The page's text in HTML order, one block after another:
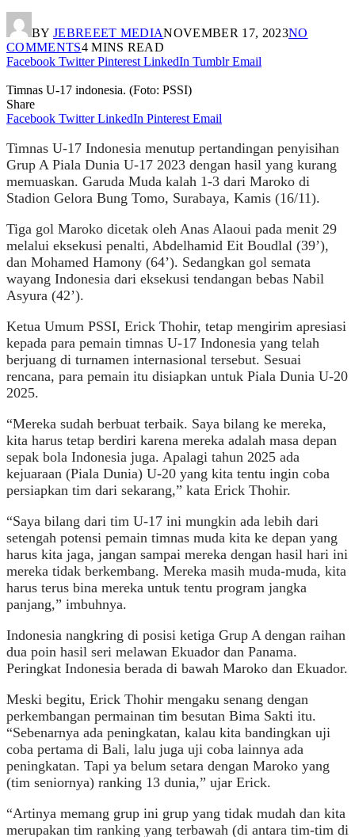
BY JEBREEET MEDIANOVEMBER 17, 2023NO
COMMENTS4 MINS READ
Facebook Twitter Pinterest LinkedIn Tumblr Email
Timnas U-17 indonesia. (Foto: PSSI)
Share
Facebook Twitter LinkedIn Pinterest Email
Timnas U-17 Indonesia menutup pertandingan penyisihan
Grup A Piala Dunia U-17 2023 dengan hasil yang kurang
memuaskan. Garuda Muda kalah 1-3 dari Maroko di
Stadion Gelora Bung Tomo, Surabaya, Kamis (16/11).
Tiga gol Maroko dicetak oleh Anas Alaoui pada menit 29
melalui eksekusi penalti, Abdelhamid Eit Boudlal (39’),
dan Mohamed Hamony (64’). Sedangkan gol semata
wayang Indonesia dari eksekusi tendangan bebas Nabil
Asyura (42’).
Ketua Umum PSSI, Erick Thohir, tetap mengirim apresiasi
kepada para pemain timnas U-17 Indonesia yang telah
berjuang di turnamen internasional tersebut. Sesuai
rencana, para pemain itu disiapkan untuk Piala Dunia U-20
2025.
“Mereka sudah berbuat terbaik. Saya bilang ke mereka,
kita harus tetap berdiri karena mereka adalah masa depan
sepak bola Indonesia juga. Apalagi tahun 2025 ada
kejuaraan (Piala Dunia) U-20 yang kita tentu ingin coba
persiapkan tim dari sekarang,” kata Erick Thohir.
“Saya bilang dari tim U-17 ini mungkin ada lebih dari
setengah potensi pemain timnas muda kita ke depan yang
harus kita jaga, jangan sampai mereka dengan hasil hari ini
mereka tidak berkembang. Mereka masih muda-muda, kita
harus terus bina mereka untuk tentu program jangka
panjang,” imbuhnya.
Indonesia nangkring di posisi ketiga Grup A dengan raihan
dua poin hasil seri melawan Ekuador dan Panama.
Peringkat Indonesia berada di bawah Maroko dan Ekuador.
Meski begitu, Erick Thohir mengaku senang dengan
perkembangan permainan tim besutan Bima Sakti itu.
“Sebenarnya ada peningkatan, kalau kita bandingkan uji
coba pertama di Bali, lalu juga uji coba lainnya ada
peningkatan. Tapi ya belum setara dengan Maroko yang
(tim seniornya) ranking 13 dunia,” ujar Erick.
“Artinya memang grup ini grup yang tidak mudah dan kita
merupakan tim ranking yang terbawah (di antara tim-tim di